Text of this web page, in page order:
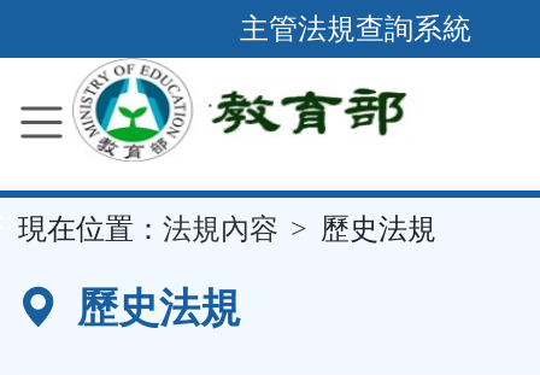
到
要
容
區
主管法規查詢系統
現在位置： 法規內容 歷史法規
歷史法規